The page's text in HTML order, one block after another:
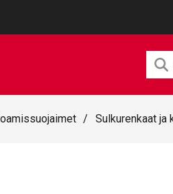
search
/ Sulkurenkaat ja